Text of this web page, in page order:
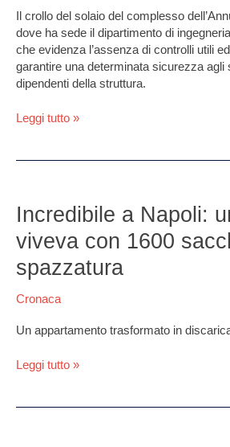
Il crollo del solaio del complesso
dove ha sede il dipartimento di
che evidenza l’assenza di controlli utili
garantire una determinata sicurezza agli
dipendenti della struttura.
“Urgono
controlli
preventivi”
Leggi tutto »
Incredibile a Napoli:
viveva con 1600
spazzatura
Cronaca
Un appartamento trasformato in
a
Napoli:
una
viveva
con
sacchi
spazzatura
Leggi tutto »